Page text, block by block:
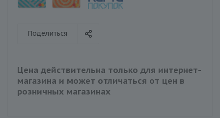
Поделиться
Цена действительна только для интернет-
магазина и может отличаться от цен в
розничных магазинах